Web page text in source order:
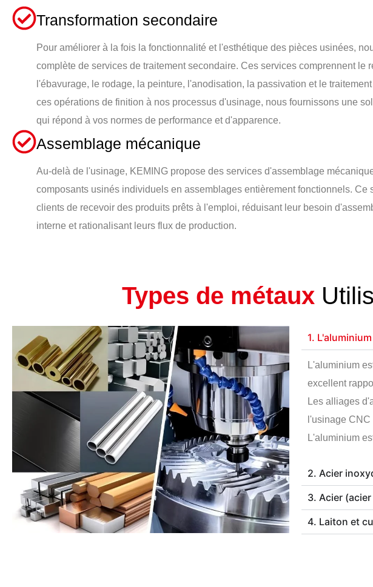
Transformation secondaire
Pour améliorer à la fois la fonctionnalité et l'esthétique des pièces usinées,
complète de services de traitement secondaire. Ces services comprennent le
l'ébavurage, le rodage, la peinture, l'anodisation, la passivation et le
ces opérations de finition à nos processus d'usinage, nous fournissons une
qui répond à vos normes de performance et d'apparence.
Assemblage mécanique
Au-delà de l'usinage, KEMING propose des services d'assemblage
composants usinés individuels en assemblages entièrement fonctionnels. Ce
clients de recevoir des produits prêts à l'emploi, réduisant leur besoin
interne et rationalisant leurs flux de production.
Types de métaux
1. L'aluminium
L'aluminium
excellent
Les alliages
l'usinage
L'aluminium
2. Acier
3. Acier
4. Laiton et